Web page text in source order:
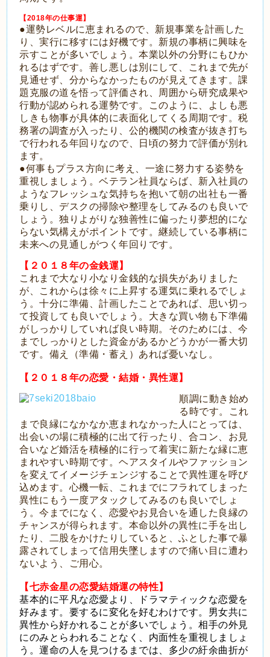
【2018年の仕事運】
●運勢レベルに恵まれるので、新規事業を計画した
り、実行に移すには好機です。新規の事柄に興味を
示すことが多いでしょう。本業以外の分野にもひか
れるはずです。善し悪しは別にして、これまで先が
見通せず、分からなかったものが見えてきます。課
題克服の道を悟って評価され、周囲から研究成果や
行動が認められる運勢です。このように、よしも悪
しきも物事が具体的に表面化してくる周期です。税
務署の調査が入ったり、公的機関の検査が抜き打ち
で行われる年回りなので、日頃の努力で評価が別れ
ます。
●何事もプラス方向に考え、一途に努力する姿勢を
重視しましょう。ベテラン社員ならば、新入社員の
ようなフレッシュな気持ちを抱いて朝の出社も一番
乗りし、デスクの掃除や整理をしてみるのも良いで
しょう。独りよがりな独善性に偏ったり夢想的にな
らない気構えがポイントです。継続している事柄に
未来への見通しがつく年回りです。
【２０１８年の金銭運】
これまで大なり小なり金銭的な損失がありました
が、これからは徐々に上昇する運気に乗れるでしょ
う。十分に準備、計画したことであれば、思い切っ
て投資しても良いでしょう。大きな買い物も下準備
がしっかりしていれば良い時期。そのためには、今
までしっかりとした資金があるかどうかが一番大切
です。備え（準備・蓄え）あれば憂いなし。
【２０１８年の恋愛・結婚・異性運】
順調に動き始め
る時です。これ
まで良縁になかなか恵まれなかった人にとっては、
出会いの場に積極的に出て行ったり、合コン、お見
合いなど婚活を積極的に行って着実に新たな縁に恵
まれやすい時期です。ヘアスタイルやファッション
を変えてイメージチェンジすることで異性運を呼び
込めます。心機一転、これまでにフラれてしまった
異性にもう一度アタックしてみるのも良いでしょ
う。今までになく、恋愛やお見合いを通した良縁の
チャンスが得られます。本命以外の異性に手を出し
たり、二股をかけたりしていると、ふとした事で暴
露されてしまって信用失墜しますので痛い目に遭わ
ないよう、ご用心。
【七赤金星の恋愛結婚運の特性】
基本的に平凡な恋愛より、ドラマティックな恋愛を
好みます。要するに変化を好むわけです。男女共に
異性から好かれることが多いでしょう。相手の外見
にのみとらわれることなく、内面性を重視しましょ
う。運命の人を見つけるまでは、多少の紆余曲折が